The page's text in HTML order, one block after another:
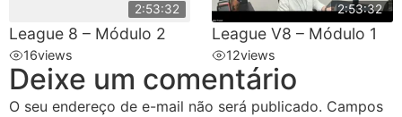
2:53:32
League 8 – Módulo 2
16views
2:53:32
League V8 – Módulo 1
12views
Deixe um comentário
O seu endereço de e-mail não será publicado. Campos